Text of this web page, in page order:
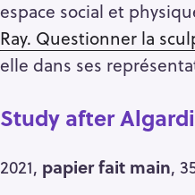
espace social et
Ray. Questionner la
elle dans ses
Study after Algardi
2021, papier fait main,